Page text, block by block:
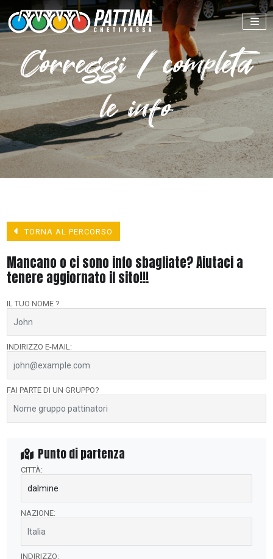
Correggi / completa
le info
TORNA AL PERCORSO
Mancano o ci sono info sbagliate? Aiutaci a
tenere aggiornato il sito!!!
IL TUO NOME ?
INDIRIZZO E-MAIL:
FAI PARTE DI UN GRUPPO?
Punto di partenza
CITTÀ:
NAZIONE:
INDIRIZZO: